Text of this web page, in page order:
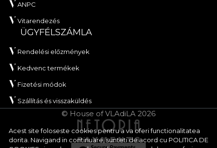
Acest site foloseste cookies pentru a va oferi functionalitatea
dorita. Navigand in continuare, sunteti de acord cu POLITICA DE
ANPC
Vitarendezés
ÜGYFÉLSZÁMLA
Rendelési előzmények
Kedvenc termékek
Fizetési módok
Szállítás és visszaküldés
© House of VLAdiLA 2026